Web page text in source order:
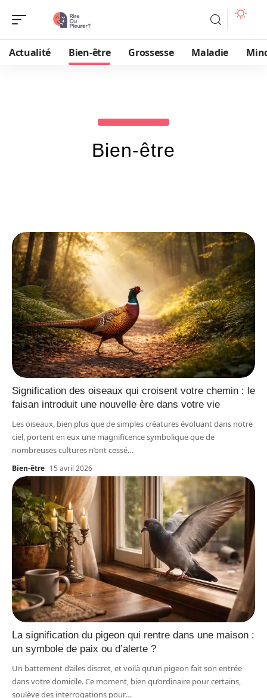
Actualité Bien-être Grossesse Maladie
Bien-être
Signification des oiseaux qui croisent votre chemin : le
faisan introduit une nouvelle ère dans votre vie
Les oiseaux, bien plus que de simples créatures évoluant dans notre
ciel, portent en eux une magnificence symbolique que de
nombreuses cultures n’ont cessé…
Bien-être 15 avril 2026
La signification du pigeon qui rentre dans une maison :
un symbole de paix ou d’alerte ?
Un battement d’ailes discret, et voilà qu’un pigeon fait son entrée
dans votre domicile. Ce moment, bien qu’ordinaire pour certains,
soulève des interrogations pour…